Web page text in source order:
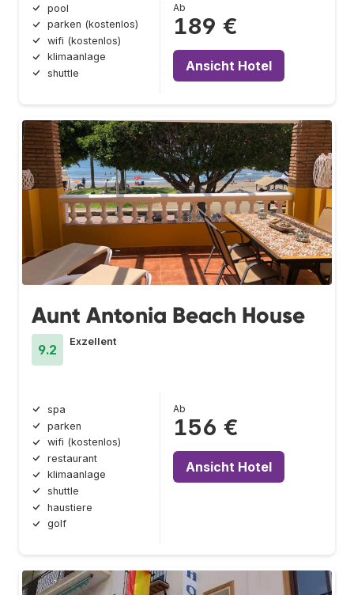
pool
parken (kostenlos)
wifi (kostenlos)
klimaanlage
shuttle
Ab
189 €
Ansicht Hotel
Aunt Antonia Beach House
9.2
Exzellent
spa
parken
wifi (kostenlos)
restaurant
klimaanlage
shuttle
haustiere
golf
Ab
156 €
Ansicht Hotel